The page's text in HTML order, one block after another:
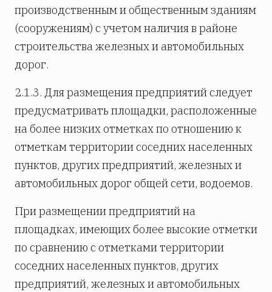
производственным и общественным зданиям
(сооружениям) с учетом наличия в районе
строительства железных и автомобильных
дорог.
2.1.3. Для размещения предприятий следует
предусматривать площадки, расположенные
на более низких отметках по отношению к
отметкам территории соседних населенных
пунктов, других предприятий, железных и
автомобильных дорог общей сети, водоемов.
При размещении предприятий на
площадках, имеющих более высокие отметки
по сравнению с отметками территории
соседних населенных пунктов, других
предприятий, железных и автомобильных